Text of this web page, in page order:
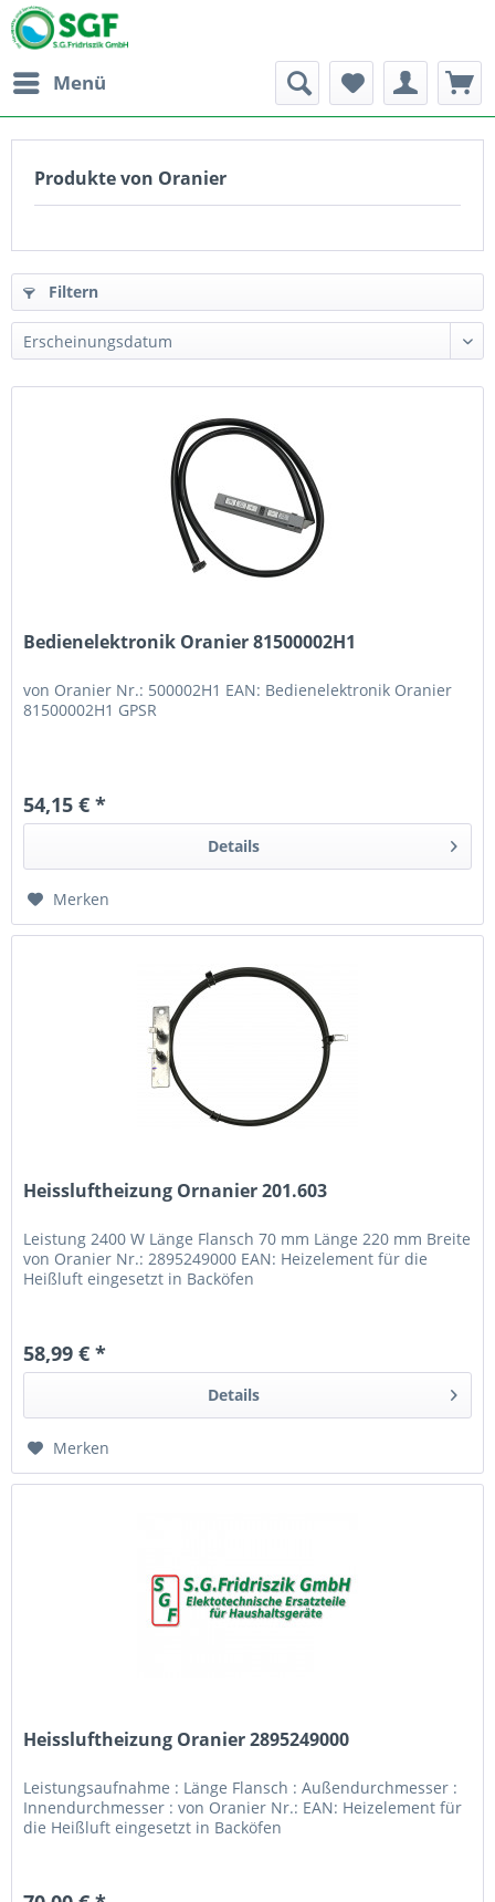
Menü
Produkte von Oranier
Filtern
Bedienelektronik Oranier 81500002H1
von Oranier Nr.: 500002H1 EAN: Bedienelektronik Oranier
81500002H1 GPSR
54,15 € *
Details
Merken
Heissluftheizung Ornanier 201.603
Leistung 2400 W Länge Flansch 70 mm Länge 220 mm Breite
von Oranier Nr.: 2895249000 EAN: Heizelement für die
Heißluft eingesetzt in Backöfen
58,99 € *
Details
Merken
Heissluftheizung Oranier 2895249000
Leistungsaufnahme : Länge Flansch : Außendurchmesser :
Innendurchmesser : von Oranier Nr.: EAN: Heizelement für
die Heißluft eingesetzt in Backöfen